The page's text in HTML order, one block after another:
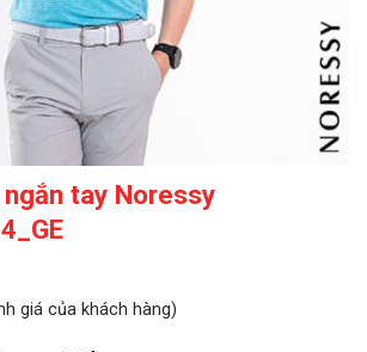
tay Noressy
giá của khách hàng)